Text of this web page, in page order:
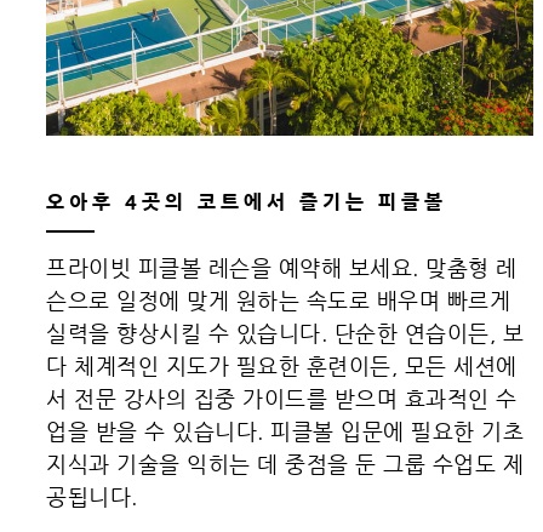
오아후 4곳의 코트에서 즐기는 피클볼
프라이빗 피클볼 레슨을 예약해 보세요. 맞춤형 레
슨으로 일정에 맞게 원하는 속도로 배우며 빠르게
실력을 향상시킬 수 있습니다. 단순한 연습이든, 보
다 체계적인 지도가 필요한 훈련이든, 모든 세션에
서 전문 강사의 집중 가이드를 받으며 효과적인 수
업을 받을 수 있습니다. 피클볼 입문에 필요한 기초
지식과 기술을 익히는 데 중점을 둔 그룹 수업도 제
공됩니다.